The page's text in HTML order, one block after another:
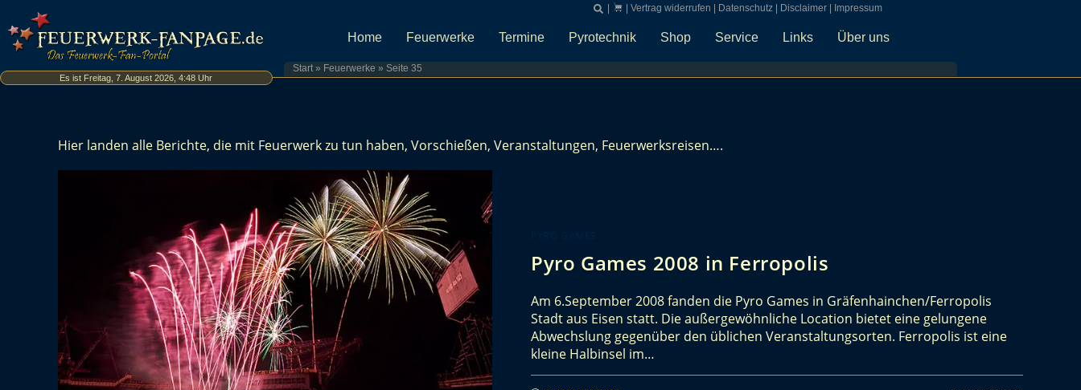
Es ist Freitag, 7. August 2026, 4:48 Uhr
Vertrag widerrufen Datenschutz| Disclaimer| Impressum
Home Feuerwerke Termine Pyrotechnik Shop Service Links Über uns
Start» Feuerwerke » Seite 35
Hier landen alle Berichte, die mit Feuerwerk zu tun haben, Vorschießen, Veranstaltungen, Feuerwerksreisen….
Pyro Games 2008 in Ferropolis
Am 6.September 2008 fanden die Pyro Games in Gräfenhainchen/Ferropolis
Stadt aus Eisen statt. Die außergewöhnliche Location bietet eine gelungene
Abwechslung gegenüber den üblichen Veranstaltungsorten. Ferropolis ist eine
kleine Halbinsel im…